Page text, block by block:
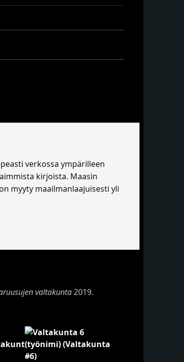
verkossa ympärilleen
kirjoista. Maasin
myyty maailmanlaajuisesti yli
valtakunta2019.